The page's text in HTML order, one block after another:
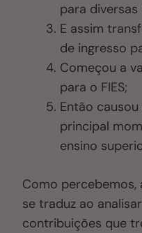
para
E assim t
de ingresso
Começou a
para o FIES;
Então
principal
ensino
Como percebemos,
se traduz ao
contribuições que